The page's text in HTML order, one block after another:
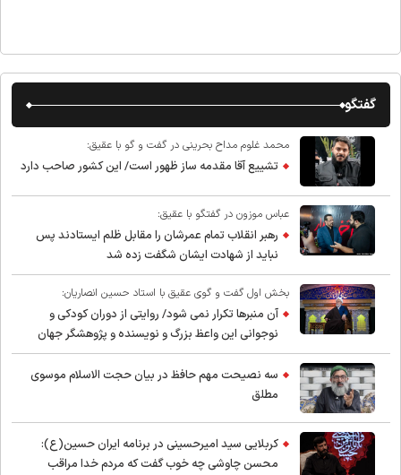
گفتگو
محمد غلوم مداح بحرینی در گفت و گو با عقیق:
تشییع آقا مقدمه ساز ظهور است/ این کشور صاحب دارد
عباس موزون در گفتگو با عقیق:
رهبر انقلاب تمام عمرشان را مقابل ظلم ایستادند پس
نباید از شهادت ایشان شگفت زده شد
بخش اول گفت و گوی عقیق با استاد حسین انصاریان:
آن منبرها تکرار نمی شود/ روایتی از دوران کودکی و
نوجوانی این واعظ بزرگ و نویسنده و پژوهشگر جهان
اسلام
سه نصیحت مهم حافظ در بیان حجت الاسلام موسوی
مطلق
کربلایی سید امیر‌حسینی در برنامه ایران حسین(ع):
محسن چاوشی چه خوب گفت که مردم خدا مراقب